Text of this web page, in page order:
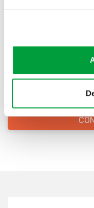
Bestel
Scherpe
Snelle
Goede
Snelle